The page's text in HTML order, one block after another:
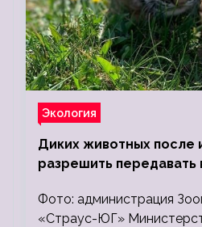
Экология
Диких животных после
разрешить передавать
Фото: администрация
«Страус-ЮГ»